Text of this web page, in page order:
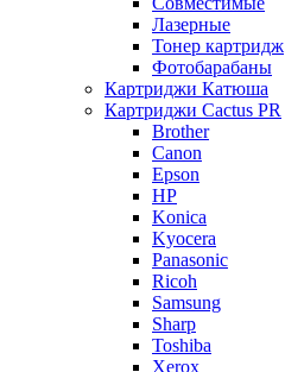
Лазерные
Тонер картридж
Фотобарабаны
Картриджи Катюша
Картриджи Cactus PR
Brother
Canon
Epson
HP
Konica
Kyocera
Panasonic
Ricoh
Samsung
Sharp
Toshiba
Xerox